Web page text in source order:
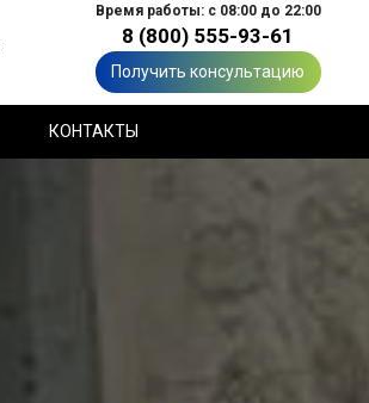
Время работы: с 08:00 до 22:00
8 (800) 555-93-61
Получить консультацию
КОНТАКТЫ